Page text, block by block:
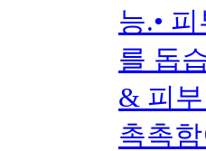
능.•
를 돕
& 피
촉촉